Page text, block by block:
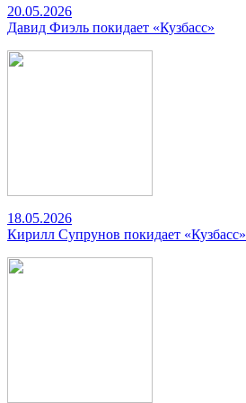
20.05.2026
Давид Фиэль покидает «Кузбасс»
18.05.2026
Кирилл Супрунов покидает «Кузбасс»